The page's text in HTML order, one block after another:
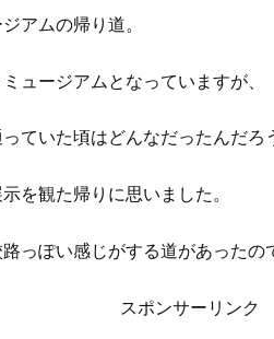
アムの帰り道。
ュージアムとなっていますが、
ていた頃はどんなだったんだろ
を観た帰りに思いました。
っぽい感じがする道があったの
スポンサーリンク